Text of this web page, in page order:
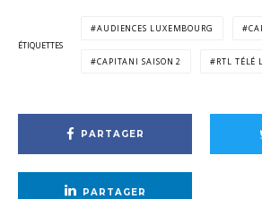
ÉTIQUETTES
AUDIENCES LUXEMBOURG
CAPITANI SAISON 2 RTL TÉLÉ
PARTAGER
PARTAGER